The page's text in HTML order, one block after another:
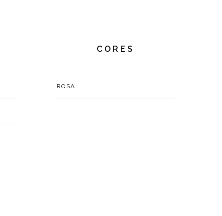
CORES
ROSA